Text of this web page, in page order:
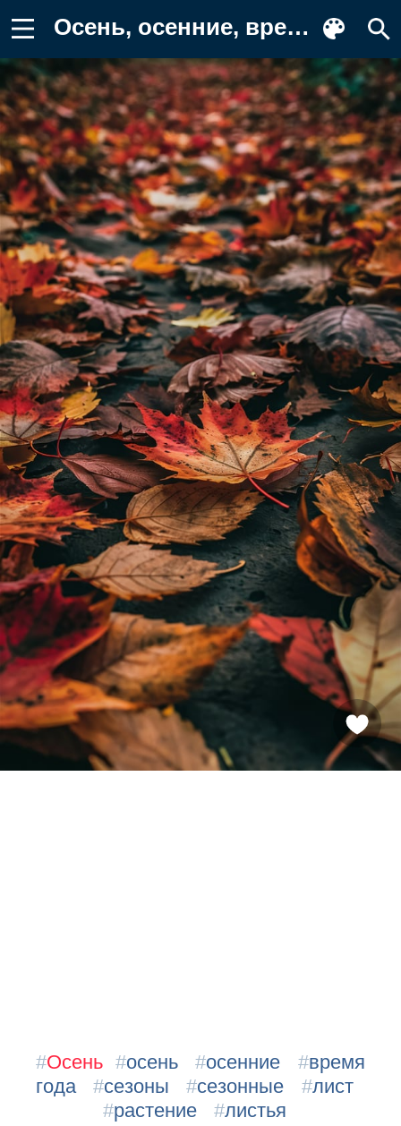
Осень, осенние, время года, сезоны Обои
#Осень #осень #осенние #время
года
#сезоны #сезонные #лист
#растение #листья